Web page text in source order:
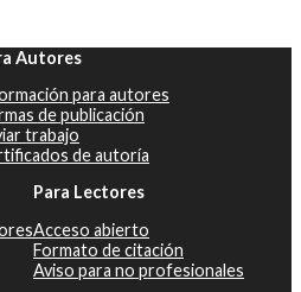
Autores
para autores
de publicación
trabajo
de autoría
Para Lectores
Acceso abierto
Formato de citación
Aviso para no profesionales